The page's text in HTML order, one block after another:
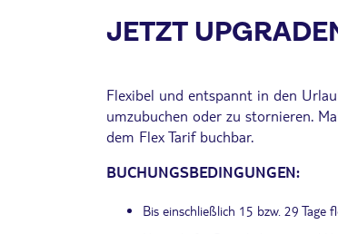
JETZT
Flexibel und entspannt in den
umzubuchen oder zu stornieren.
dem Flex Tarif buchbar.
BUCHUNGSBEDINGUNGEN:
Bis einschließlich 15 bzw. 29 Tage